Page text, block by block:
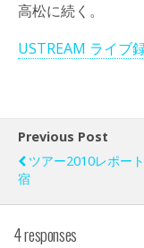
高松に続く。
USTREAM ライブ
Previous Post
ツアー2010レポー
宿
4 responses